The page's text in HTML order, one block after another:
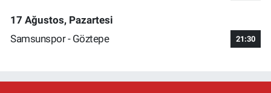
17 Ağustos, Pazartesi
Samsunspor - Göztepe
21:30